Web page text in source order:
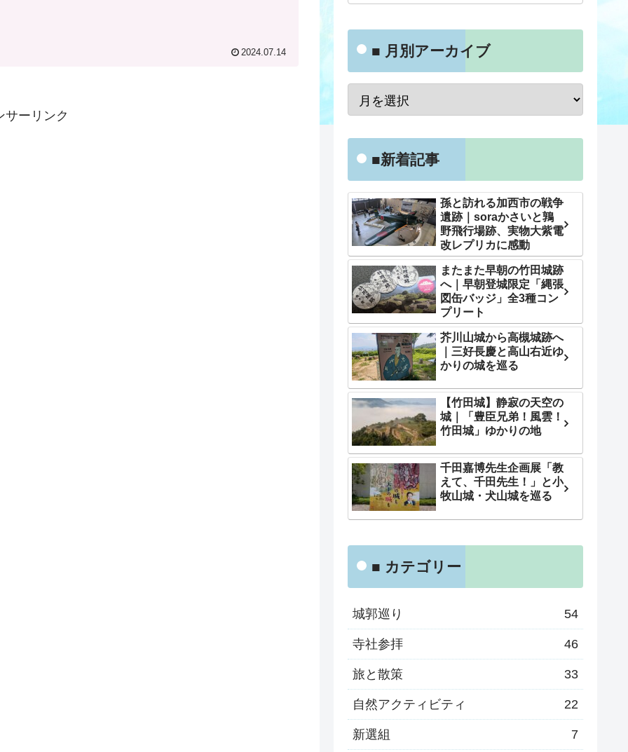
2024.07.14
サーリンク
■ 月別アーカイブ
■新着記事
孫と訪れる加西市の戦争
遺跡｜soraかさいと鶉
野飛行場跡、実物大紫電
改レプリカに感動
またまた早朝の竹田城跡
へ｜早朝登城限定「縄張
図缶バッジ」全3種コン
プリート
芥川山城から高槻城跡へ
｜三好長慶と高山右近ゆ
かりの城を巡る
【竹田城】静寂の天空の
城｜「豊臣兄弟！風雲！
竹田城」ゆかりの地
千田嘉博先生企画展「教
えて、千田先生！」と小
牧山城・犬山城を巡る
■ カテゴリー
城郭巡り 54
寺社参拝 46
旅と散策 33
自然アクティビティ 22
新選組 7